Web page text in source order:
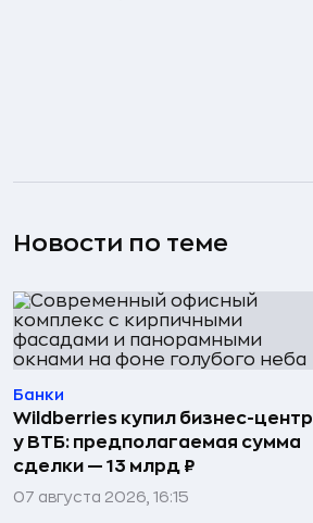
Новости по теме
Банки
Wildberries купил бизнес-центр
у ВТБ: предполагаемая сумма
сделки — 13 млрд ₽
07 августа 2026, 16:15